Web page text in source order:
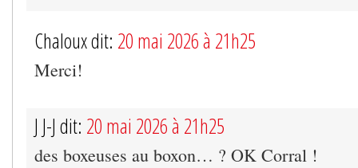
Chaloux dit: 20 mai 2026 à 21h25
Merci!
J J-J dit: 20 mai 2026 à 21h25
des boxeuses au boxon… ? OK Corral !